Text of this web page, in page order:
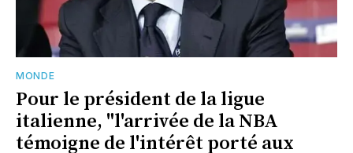
MONDE
Pour le président de la ligue
italienne, "l'arrivée de la NBA
témoigne de l'intérêt porté aux